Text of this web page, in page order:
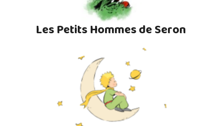
Les Petits Hommes de Seron